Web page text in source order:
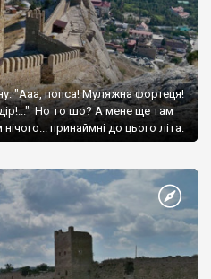
"Ааа, попса! Муляжна фортеця!
Но то шо? А мене ще там
принаймні до цього літа.